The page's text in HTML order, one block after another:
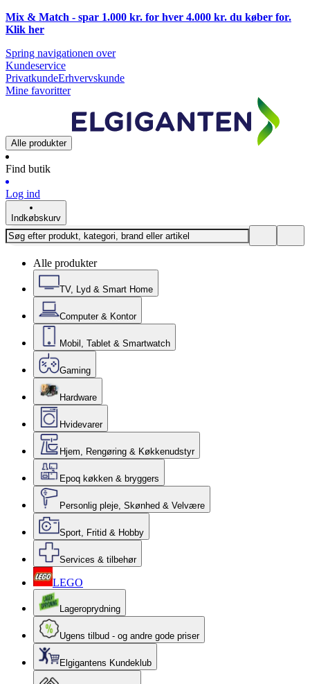
Mix & Match - spar 1.000 kr. for hver 4.000 kr. du køber for.
Klik her
Spring navigationen over
Kundeservice
PrivatkundeErhvervskunde
Mine favoritter
Alle produkter
Find butik
Log ind
Indkøbskurv
Alle produkter
TV, Lyd & Smart Home
Computer & Kontor
Mobil, Tablet & Smartwatch
Gaming
Hardware
Hvidevarer
Hjem, Rengøring & Køkkenudstyr
Epoq køkken & bryggers
Personlig pleje, Skønhed & Velvære
Sport, Fritid & Hobby
Services & tilbehør
LEGO
Lageroprydning
Ugens tilbud - og andre gode priser
Elgigantens Kundeklub